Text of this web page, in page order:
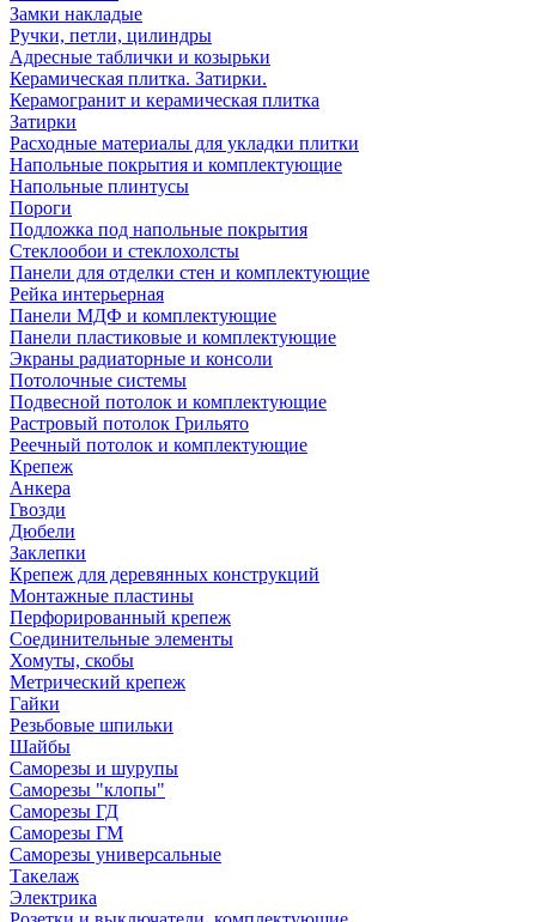
Замки накладые
Ручки, петли, цилиндры
Адресные таблички и козырьки
Керамическая плитка. Затирки.
Керамогранит и керамическая плитка
Затирки
Расходные материалы для укладки плитки
Напольные покрытия и комплектующие
Напольные плинтусы
Пороги
Подложка под напольные покрытия
Стеклообои и стеклохолсты
Панели для отделки стен и комплектующие
Рейка интерьерная
Панели МДФ и комплектующие
Панели пластиковые и комплектующие
Экраны радиаторные и консоли
Потолочные системы
Подвесной потолок и комплектующие
Растровый потолок Грильято
Реечный потолок и комплектующие
Крепеж
Анкера
Гвозди
Дюбели
Заклепки
Крепеж для деревянных конструкций
Монтажные пластины
Перфорированный крепеж
Соединительные элементы
Хомуты, скобы
Метрический крепеж
Гайки
Резьбовые шпильки
Шайбы
Саморезы и шурупы
Саморезы "клопы"
Саморезы ГД
Саморезы ГМ
Саморезы универсальные
Такелаж
Электрика